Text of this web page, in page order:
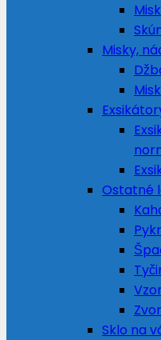
Misky,
Ostatné
Sklo na